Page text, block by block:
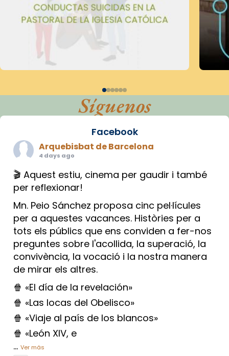
Síguenos
Facebook
Arquebisbat de Barcelona
4 days ago
🎬 Aquest estiu, cinema per gaudir i també
per reflexionar!
Mn. Peio Sánchez proposa cinc pel·lícules
per a aquestes vacances. Històries per a
tots els públics que ens conviden a fer-nos
preguntes sobre l'acollida, la superació, la
convivència, la vocació i la nostra manera
de mirar els altres.
🍿 «El día de la revelación»
🍿 «Las locas del Obelisco»
🍿 «Viaje al país de los blancos»
🍿 «León XIV, e
... Ver más